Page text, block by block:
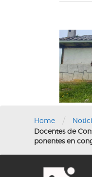
Home /
Docentes de
ponentes en